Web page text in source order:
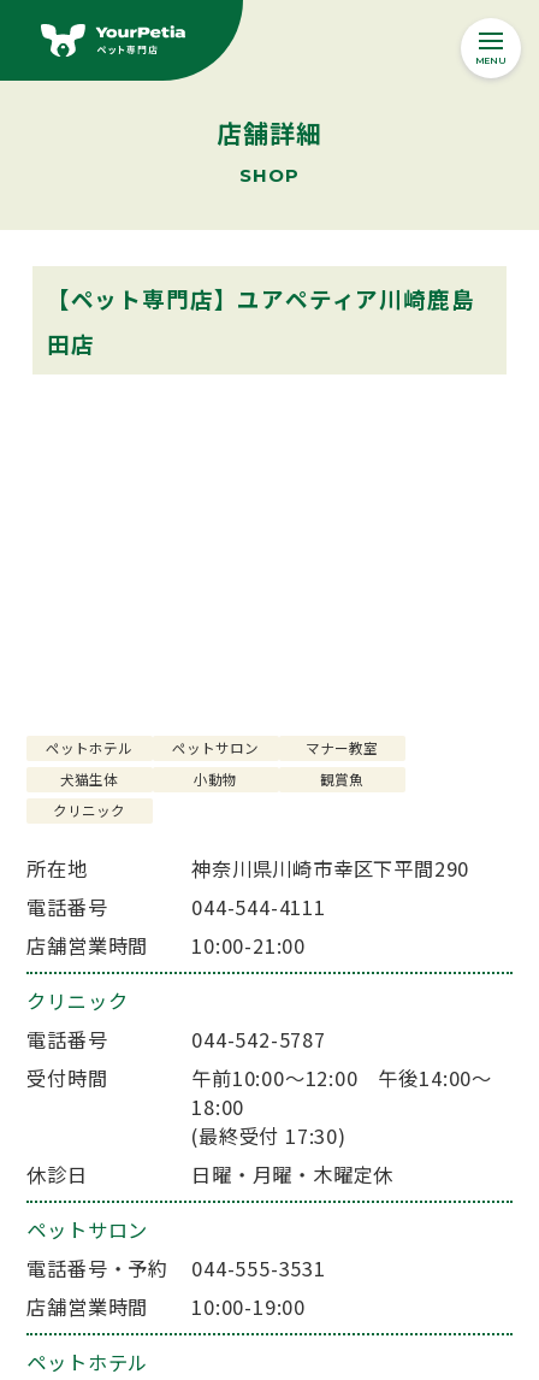
MENU
Online Store
ペットサービス
ペット医療・ペット保険
店舗詳細
SHOP
【ペット専門店】ユアペティア川崎鹿島
田店
所在地
神奈川県川崎市幸区下平間290
電話番号
044-544-4111
店舗営業時間
10:00-21:00
クリニック
電話番号
044-542-5787
受付時間
午前10:00～12:00 午後14:00～
18:00
(最終受付 17:30)
休診日
日曜・月曜・木曜定休
ペットサロン
電話番号・予約
044-555-3531
店舗営業時間
10:00-19:00
ペットホテル
ペットホテル ペットサロン
マナー教室
犬猫生体
小動物
観賞魚
クリニック